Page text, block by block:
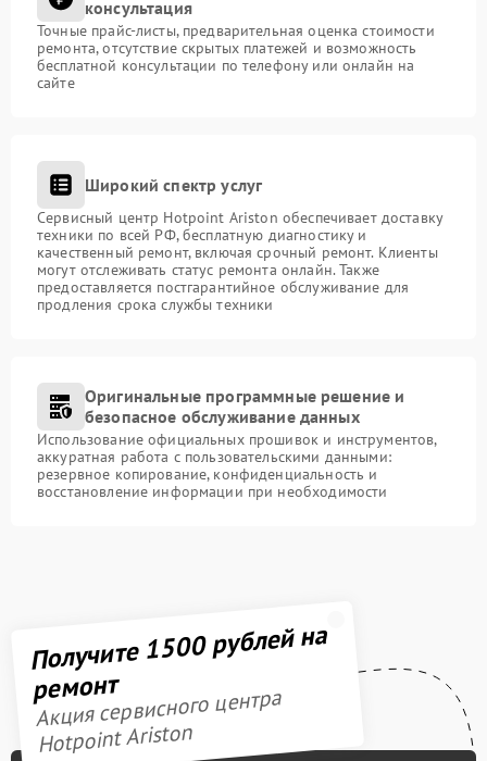
консультация
Точные прайс-листы, предварительная оценка стоимости
ремонта, отсутствие скрытых платежей и возможность
бесплатной консультации по телефону или онлайн на
сайте
Широкий спектр услуг
Сервисный центр Hotpoint Ariston обеспечивает доставку
техники по всей РФ, бесплатную диагностику и
качественный ремонт, включая срочный ремонт. Клиенты
могут отслеживать статус ремонта онлайн. Также
предоставляется постгарантийное обслуживание для
продления срока службы техники
Оригинальные программные решение и
безопасное обслуживание данных
Использование официальных прошивок и инструментов,
аккуратная работа с пользовательскими данными:
резервное копирование, конфиденциальность и
восстановление информации при необходимости
Получите 1500 рублей на
ремонт
Акция сервисного центра
Hotpoint Ariston